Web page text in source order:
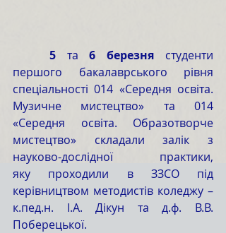
	5
та 6 березня студенти
першого бакалаврського рівня
спеціальності 014 «Середня освіта.
Музичне мистецтво» та 014
«Середня освіта. Образотворче
мистецтво»
складали залік з
науково-дослідної практики,
яку проходили в ЗЗСО під
керівництвом методистів коледжу –
к.пед.н. І.А. Дікун та д.ф. В.В.
Поберецької.